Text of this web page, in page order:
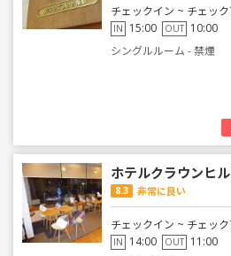
チェックイン ~ チェック
IN 15:00 OUT 10:00
シングルルーム - 禁煙
ホテルクラウンヒ
8.3 非常に良い
チェックイン ~ チェック
IN 14:00 OUT 11:00